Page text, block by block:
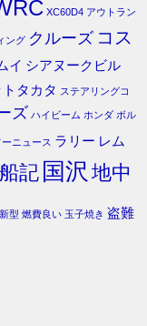
XC60D4 アウトラン
ング クルーズ コス
イ シアヌークビル
タカタ ステアリングコ
ズ ハイビーム ホンダ ボル
ニュース ラリー レム
記 国沢 地中
新型 燃費良い 玉子焼き 盗難